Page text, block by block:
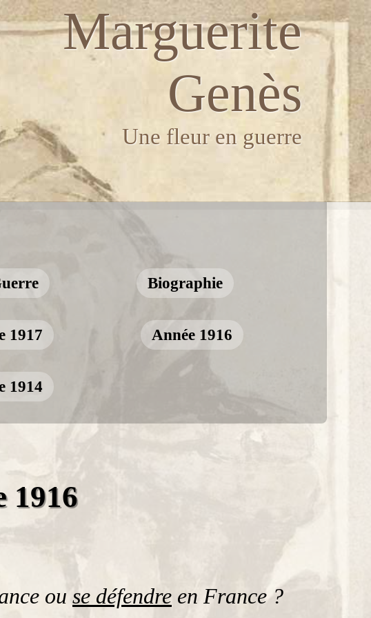
Marguerite
Genès
Une fleur en guerre
Biographie
1917 Année 1916
1914
1916
ou se défendre en France ?